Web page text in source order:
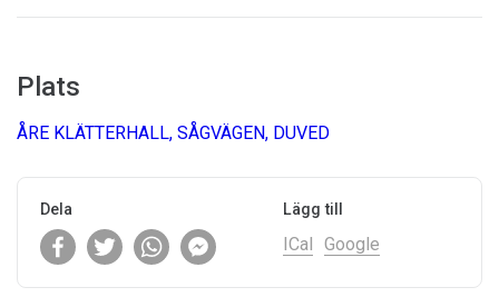
Plats
ÅRE KLÄTTERHALL, SÅGVÄGEN, DUVED
Dela Lägg till
ICal Google